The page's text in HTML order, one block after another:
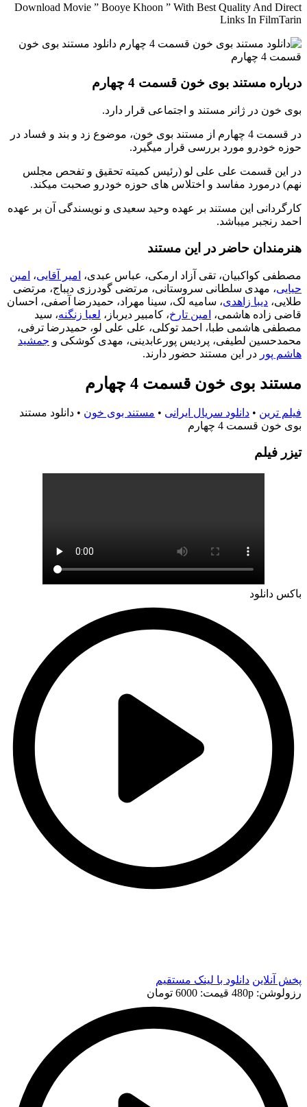
Download Movie ” Booye Khoon ” With Best Quality And Direct
Links In FilmTarin
درباره مستند بوی خون قسمت 4 چهارم
بوی خون در ژانر مستند و اجتماعی قرار دارد.
در قسمت 4 چهارم از مستند بوی خون، موضوع زد و بند و فساد در
حوزه خودرو مورد بررسی قرار میگیرد.
در این قسمت علی علی لو (رئیس کمیته تحقیق و تفحص مجلس
نهم) درمورد مفاسد و اختلاس های حوزه خودرو صحبت میکند.
کارگردانی این مستند بر عهده وحید سعیدی و نویسندگی آن بر عهده
احمد رنجبر میباشد.
هنرمندان حاضر در این مستند
مصطفی کواکبیان، تقی آزاد ارمکی، عباس عبدی، امیر آقایی، امین
حیایی، مهدی سلطانی سروستانی، مرتضی گودرزی دیباج، مرتضی
طلایی، دیبا زاهدی، سامیه لک، سینا مهراد، حمیدرضا آصفی، احسان
قاضی زاده هاشمی، امین تارخ، کامبیر دیرباز، لعیا زنگنه، سید
مصطفی هاشمی طبا، احمد توکلی، علی علی لو، حمیدرضا ترفی،
محمدحسین لطیفی، پردیس پورعابدینی، مهدی کوشکی و جمشید
هاشم پور در این مستند حضور دارند.
مستند بوی خون قسمت 4 چهارم
فیلم ترین • دانلود سریال ایرانی • مستند بوی خون • دانلود مستند
بوی خون قسمت 4 چهارم
تيزر فيلم
باکس دانلود
پخش آنلاین دانلود با لينک مستقيم
رزولوشن: 480p
قيمت: 6000 تومان